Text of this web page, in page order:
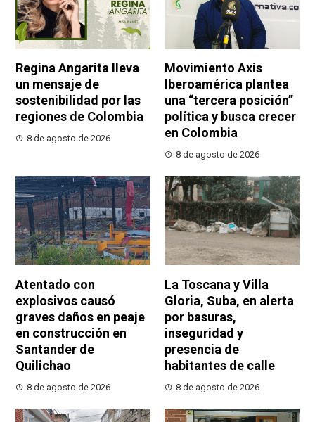
Regina Angarita lleva
un mensaje de
sostenibilidad por las
regiones de Colombia
8 de agosto de 2026
Movimiento Axis
Iberoamérica plantea
una “tercera posición”
política y busca crecer
en Colombia
8 de agosto de 2026
Atentado con
explosivos causó
graves daños en peaje
en construcción en
Santander de
Quilichao
8 de agosto de 2026
La Toscana y Villa
Gloria, Suba, en alerta
por basuras,
inseguridad y
presencia de
habitantes de calle
8 de agosto de 2026